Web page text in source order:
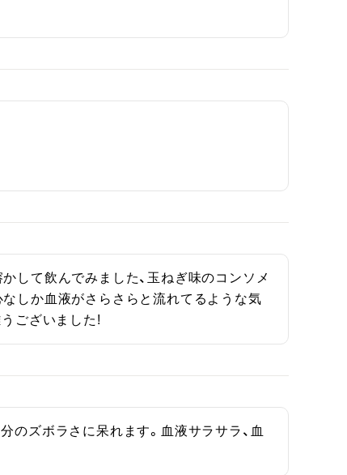
して飲んでみました、玉ねぎ味のコンソメ
しか血液がさらさらと流れてるような気
ございました!
のズボラさに呆れます。血液サラサラ、血